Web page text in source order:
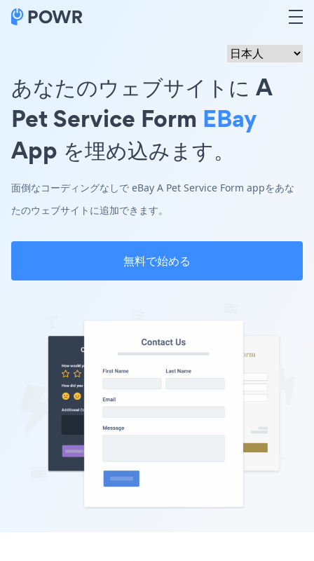
あなたのウェブサイトに A
Pet Service Form EBay
App を埋め込みます。
面倒なコーディングなしで eBay A Pet Service Form appをあな
たのウェブサイトに追加できます。
無料で始める